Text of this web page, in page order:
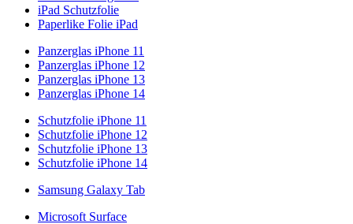
iPad Schutzfolie
Paperlike Folie iPad
Panzerglas iPhone 11
Panzerglas iPhone 12
Panzerglas iPhone 13
Panzerglas iPhone 14
Schutzfolie iPhone 11
Schutzfolie iPhone 12
Schutzfolie iPhone 13
Schutzfolie iPhone 14
Samsung Galaxy Tab
Microsoft Surface